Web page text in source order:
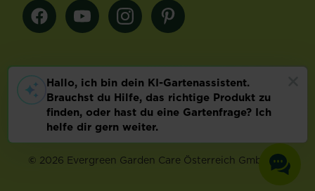
Länderauswahl
Footer
Impressum & AGB Datenschutz
© 2026 Evergreen Garden Care Österreich GmbH